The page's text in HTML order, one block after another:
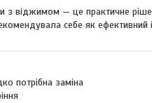
віджимом — це практичне
себе як ефективний
потрібна заміна